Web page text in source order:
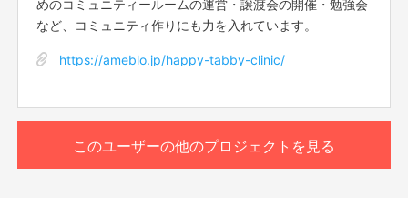
など、コミュニティ作りにも力を入れています。
https://ameblo.jp/happy-tabby-clinic/
このユーザーの他のプロジェクトを見る